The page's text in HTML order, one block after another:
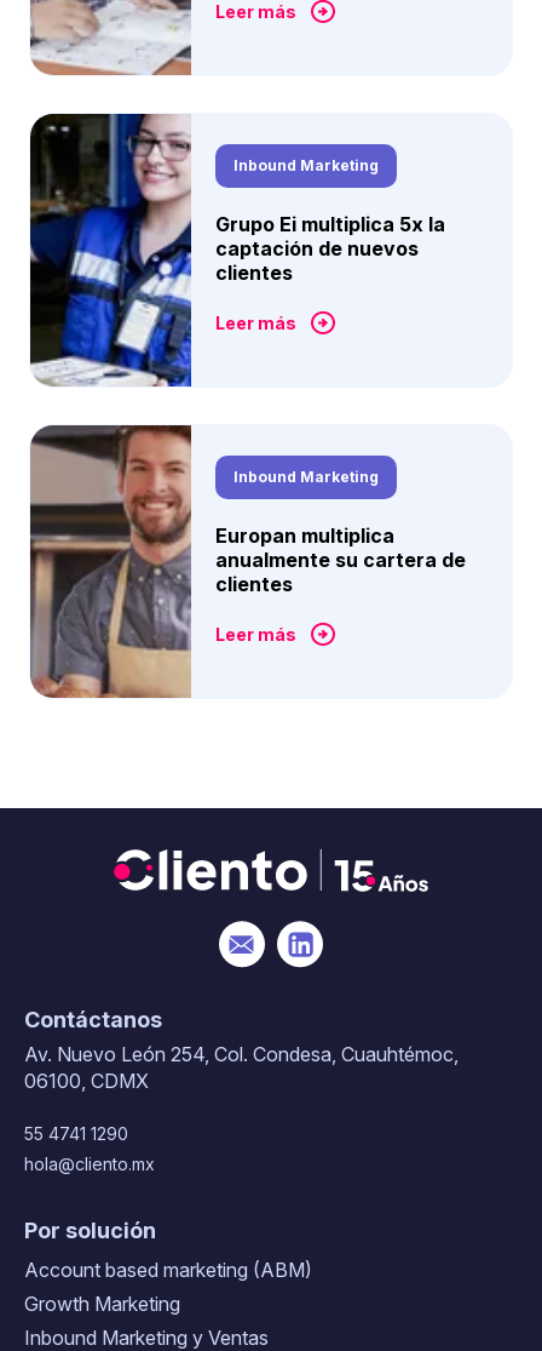
Leer más
Inbound Marketing
Grupo Ei multiplica 5x la
captación de nuevos
clientes
Leer más
Inbound Marketing
Europan multiplica
anualmente su cartera de
clientes
Leer más
Contáctanos
Av. Nuevo León 254, Col. Condesa, Cuauhtémoc,
06100, CDMX
55 4741 1290
hola@cliento.mx
Por solución
Account based marketing (ABM)
Growth Marketing
Inbound Marketing y Ventas